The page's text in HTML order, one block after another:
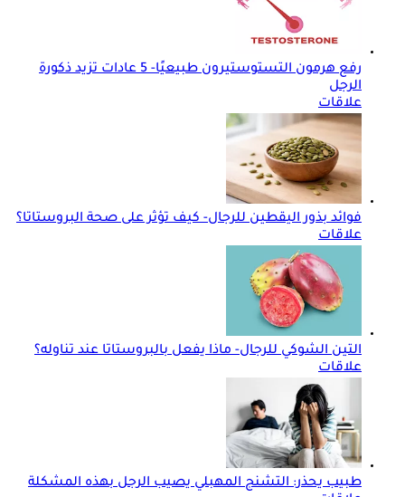
رفع هرمون التستوستيرون طبيعيًا- 5 عادات تزيد ذكورة
الرجل
علاقات
فوائد بذور اليقطين للرجال- كيف تؤثر على صحة البروستاتا؟
علاقات
التين الشوكي للرجال- ماذا يفعل بالبروستاتا عند تناوله؟
علاقات
طبيب يحذر: التشنج المهبلي يصيب الرجل بهذه المشكلة